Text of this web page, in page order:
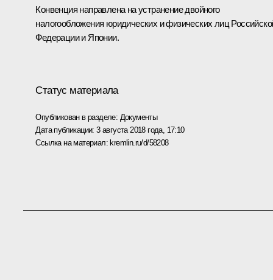
Конвенция направлена на устранение двойного
налогообложения юридических и физических лиц
Федерации и Японии.
Статус материала
Опубликован в разделе: Документы
Дата публикации:3 августа 2018 года, 17:10
Ссылка на материал: kremlin.ru/d/58208